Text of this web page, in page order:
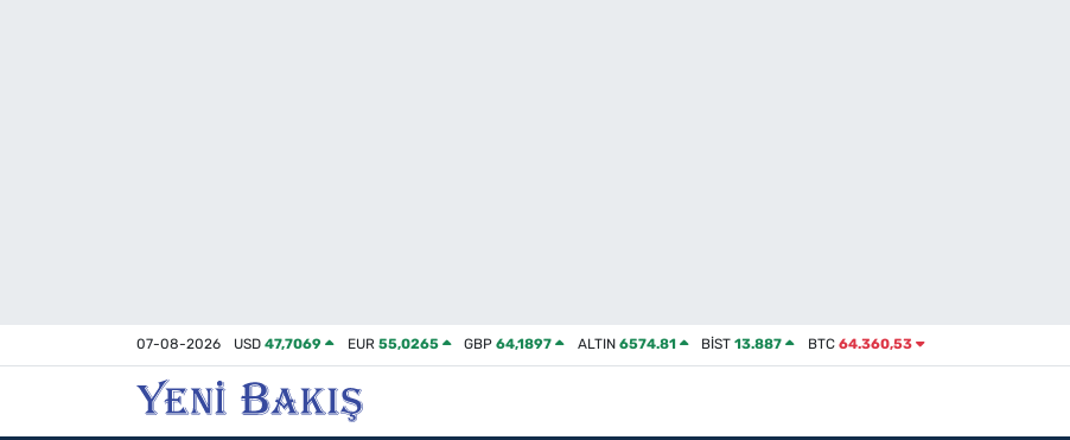
07-08-2026 USD47,7069 EUR 55,0265 GBP64,1897 ALTIN 6574.81 BİST13.887 BTC 64.360,53
Asayiş / Polis-Adliye